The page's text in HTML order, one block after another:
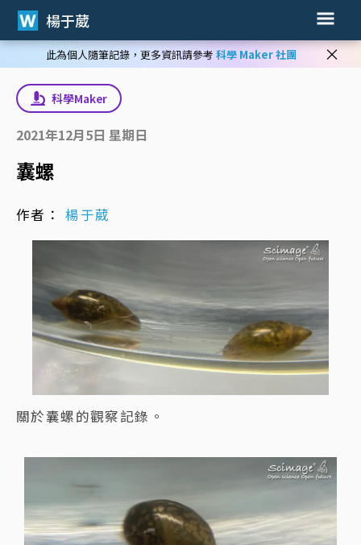
楊于葳
此為個人隨筆記錄，更多資訊請參考 科學 Maker 社團 ×
科學Maker
2021年12月5日 星期日
囊螺
作者： 楊于葳
關於囊螺的觀察記錄。